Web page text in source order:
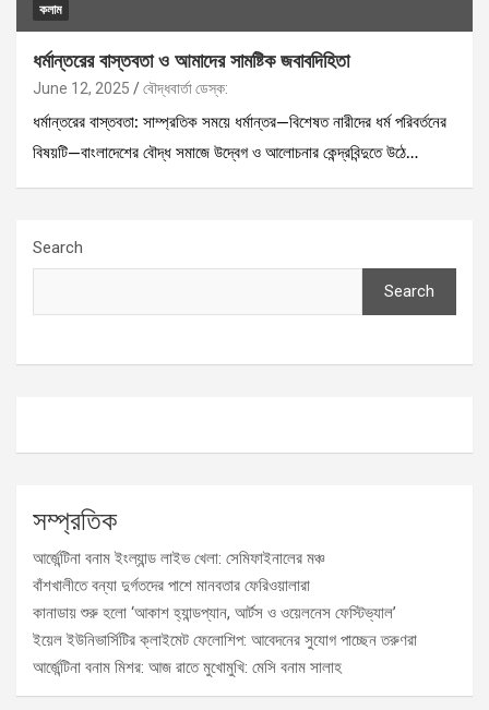
কলাম
ধর্মান্তরের বাস্তবতা ও আমাদের সামষ্টিক জবাবদিহিতা
June 12, 2025 বৌদ্ধবার্তা ডেস্ক:
ধর্মান্তরের বাস্তবতা: সাম্প্রতিক সময়ে ধর্মান্তর—বিশেষত নারীদের ধর্ম পরিবর্তনের
বিষয়টি—বাংলাদেশের বৌদ্ধ সমাজে উদ্বেগ ও আলোচনার কেন্দ্রবিন্দুতে উঠে…
Search
Search
সম্প্রতিক
আর্জেন্টিনা বনাম ইংল্যান্ড লাইভ খেলা: সেমিফাইনালের মঞ্চ
বাঁশখালীতে বন্যা দুর্গতদের পাশে মানবতার ফেরিওয়ালারা
কানাডায় শুরু হলো ‘আকাশ হ্যান্ডপ্যান, আর্টস ও ওয়েলনেস ফেস্টিভ্যাল’
ইয়েল ইউনিভার্সিটির ক্লাইমেট ফেলোশিপ: আবেদনের সুযোগ পাচ্ছেন তরুণরা
আর্জেন্টিনা বনাম মিশর: আজ রাতে মুখোমুখি: মেসি বনাম সালাহ